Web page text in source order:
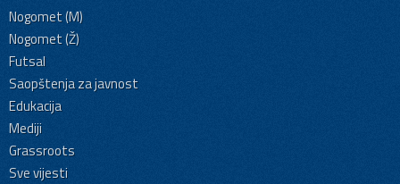
Nogomet (M)
Nogomet (Ž)
Futsal
Saopštenja za javnost
Edukacija
Mediji
Grassroots
Sve vijesti